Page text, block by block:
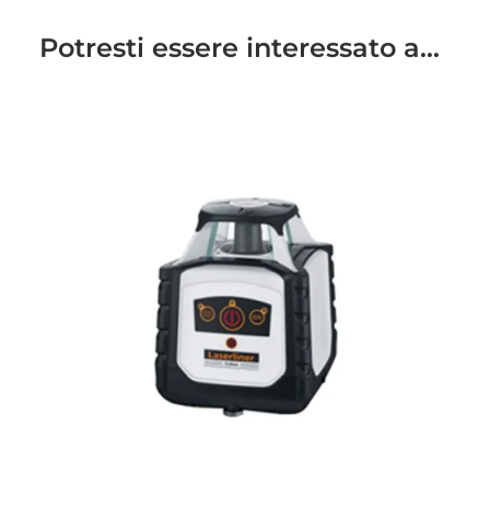
Potresti essere interessato a...